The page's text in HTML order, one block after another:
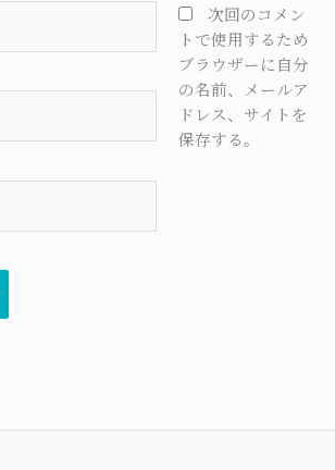
次回のコメン
トで使用するため
ブラウザーに自分
の名前、メールア
ドレス、サイトを
保存する。